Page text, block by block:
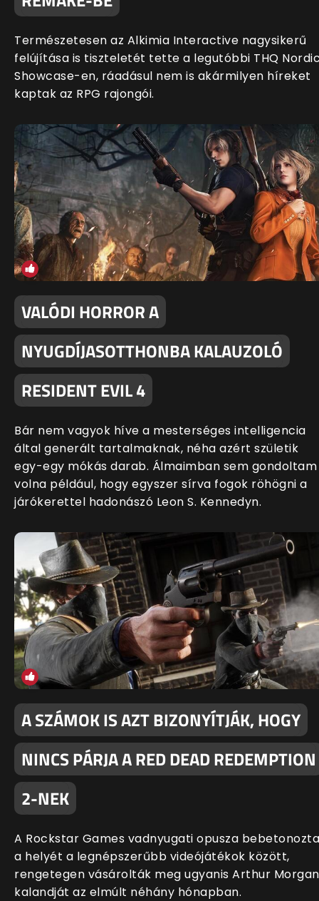
Természetesen az Alkimia Interactive nagysikerű
felújítása is tiszteletét tette a legutóbbi THQ
Showcase-en, ráadásul nem is akármilyen híreket
kaptak az RPG rajongói.
VALÓDI HORROR A
NYUGDÍJASOTTHONBA KALAUZOLÓ
RESIDENT EVIL 4
Bár nem vagyok híve a mesterséges intelligencia
által generált tartalmaknak, néha azért születik
egy-egy mókás darab. Álmaimban sem gondoltam
volna például, hogy egyszer sírva fogok röhögni a
járókerettel hadonászó Leon S. Kennedyn.
A SZÁMOK IS AZT BIZONYÍTJÁK, HOGY
NINCS PÁRJA A RED DEAD REDEMPTION
2-NEK
A Rockstar Games vadnyugati opusza bebetonozta
a helyét a legnépszerűbb videójátékok között,
rengetegen vásárolták meg ugyanis Arthur Morgan
kalandját az elmúlt néhány hónapban.